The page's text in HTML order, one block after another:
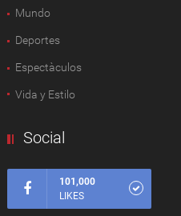
Mundo
Deportes
Espectàculos
Vida y Estilo
Social
101,000
LIKES